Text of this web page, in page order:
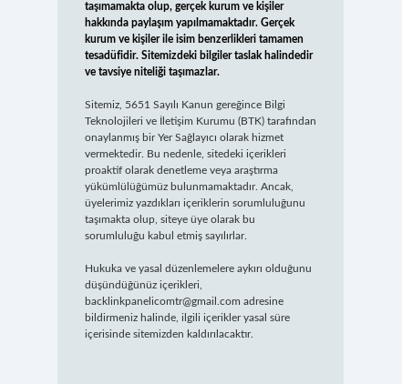
taşımamakta olup, gerçek kurum ve kişiler
hakkında paylaşım yapılmamaktadır. Gerçek
kurum ve kişiler ile isim benzerlikleri tamamen
tesadüfidir. Sitemizdeki bilgiler taslak halindedir
ve tavsiye niteliği taşımazlar.
Sitemiz, 5651 Sayılı Kanun gereğince Bilgi
Teknolojileri ve İletişim Kurumu (BTK) tarafından
onaylanmış bir Yer Sağlayıcı olarak hizmet
vermektedir. Bu nedenle, sitedeki içerikleri
proaktif olarak denetleme veya araştırma
yükümlülüğümüz bulunmamaktadır. Ancak,
üyelerimiz yazdıkları içeriklerin sorumluluğunu
taşımakta olup, siteye üye olarak bu
sorumluluğu kabul etmiş sayılırlar.
Hukuka ve yasal düzenlemelere aykırı olduğunu
düşündüğünüz içerikleri,
backlinkpanelicomtr@gmail.com adresine
bildirmeniz halinde, ilgili içerikler yasal süre
içerisinde sitemizden kaldırılacaktır.